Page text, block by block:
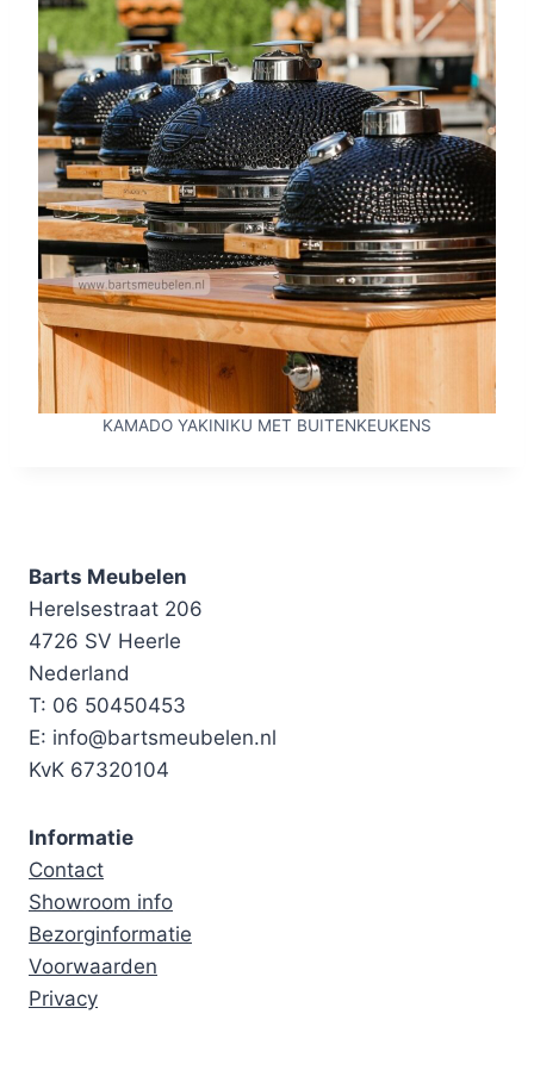
KAMADO YAKINIKU MET BUITENKEUKENS
Barts Meubelen
Herelsestraat 206
4726 SV Heerle
Nederland
T: 06 50450453
E: info@bartsmeubelen.nl
KvK 67320104
Informatie
Contact
Showroom info
Bezorginformatie
Voorwaarden
Privacy